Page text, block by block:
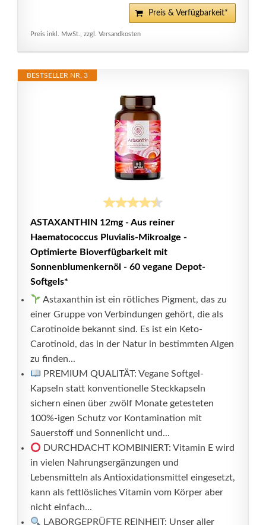
Preis & Verfügbarkeit*
Preis inkl. MwSt., zzgl. Versandkosten
BESTSELLER NR. 3
ASTAXANTHIN 12mg - Aus reiner
Haematococcus Pluvialis-Mikroalge -
Optimierte Bioverfügbarkeit mit
Sonnenblumenkernöl - 60 vegane Depot-
Softgels*
Astaxanthin ist ein rötliches Pigment, das zu
einer Gruppe von Verbindungen gehört, die als
Carotinoide bekannt sind. Es ist ein Keto-
Carotinoid, das in der Natur in bestimmten Algen
zu finden...
PREMIUM QUALITÄT: Vegane Softgel-
Kapseln statt konventionelle Steckkapseln
sichern einen über zwölf Monate getesteten
100%-igen Schutz vor Kontamination mit
Sauerstoff und Sonnenlicht und...
DURCHDACHT KOMBINIERT: Vitamin E wird
in vielen Nahrungsergänzungen und
Lebensmitteln als Antioxidationsmittel eingesetzt,
kann als fettlösliches Vitamin vom Körper aber
nicht einfach...
LABORGEPRÜFTE REINHEIT: Unser aller